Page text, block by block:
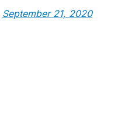
September 21, 2020